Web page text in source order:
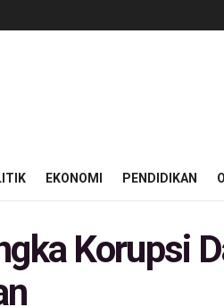
EKONOMI PENDIDIKAN
Korupsi